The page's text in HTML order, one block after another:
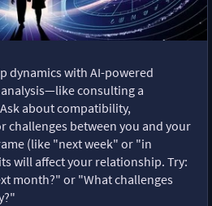
dynamics with AI-powered
consulting a
about compatibility,
challenges between you and your
(like "next week" or "in
will affect your relationship. Try:
month?" or "What challenges